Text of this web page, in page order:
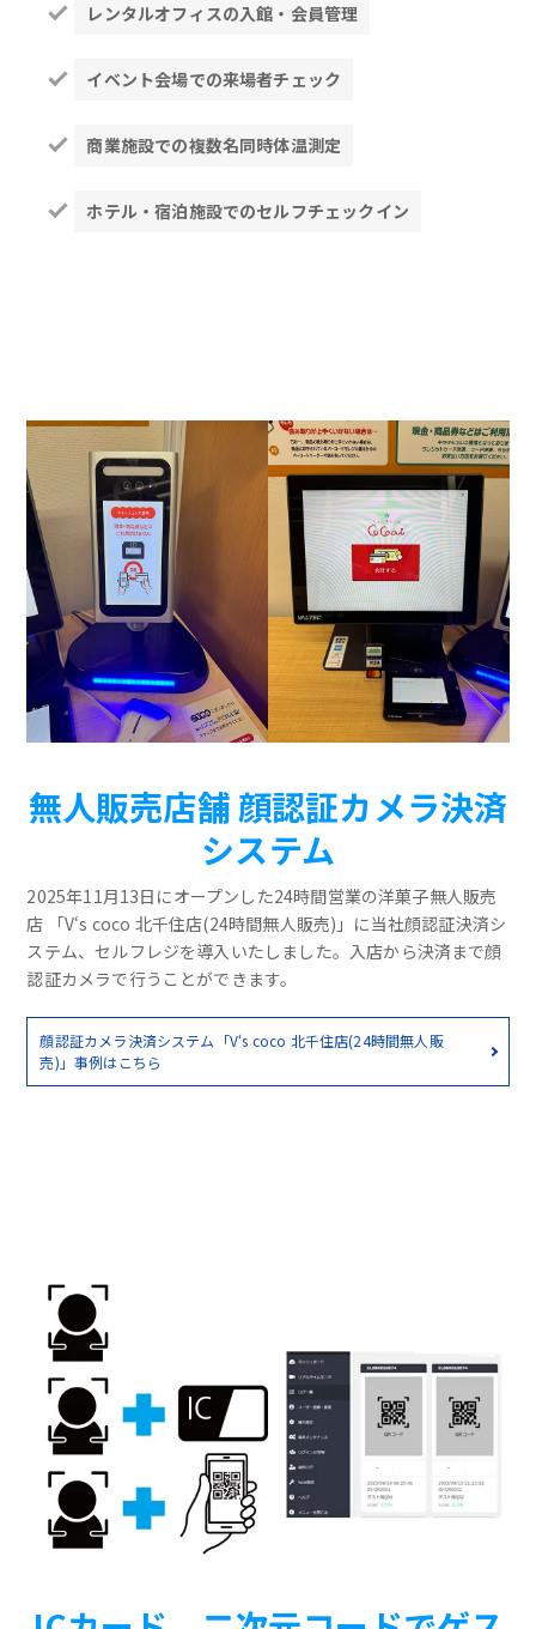
レンタルオフィスの入館・会員管理
イベント会場での来場者チェック
商業施設での複数名同時体温測定
ホテル・宿泊施設でのセルフチェックイン
無人販売店舗 顔認証カメラ決済
システム
2025年11月13日にオープンした24時間営業の洋菓子無人販売
店 「V‘s coco 北千住店(24時間無人販売)」に当社顔認証決済シ
ステム、セルフレジを導入いたしました。入店から決済まで顔
認証カメラで行うことができます。
顔認証カメラ決済システム「V‘s coco 北千住店(24時間無人販
売)」事例はこちら